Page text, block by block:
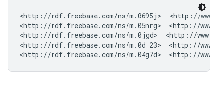
<http://rdf.freebase.com/ns/m.0695j>  <http://
<http://rdf.freebase.com/ns/m.05nrg>  <http://
<http://rdf.freebase.com/ns/m.0jgd>  <http://
<http://rdf.freebase.com/ns/m.0d_23>  <http://
<http://rdf.freebase.com/ns/m.04g7d>  <http://